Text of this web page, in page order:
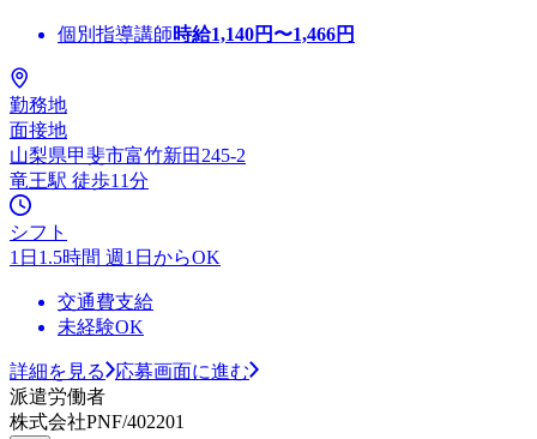
個別指導講師時給1,140円〜1,466円
勤務地
面接地
山梨県甲斐市富竹新田245-2
竜王駅 徒歩11分
シフト
1日1.5時間 週1日からOK
交通費支給
未経験OK
詳細を見る
応募画面に進む
派遣労働者
株式会社PNF/402201